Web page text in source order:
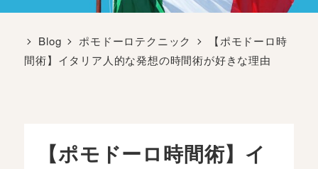
Blog ポモドーロテクニック
【ポモドーロ時
間術】イタリア人的な発想の時間術が好きな理由
【ポモドーロ時間術】イ